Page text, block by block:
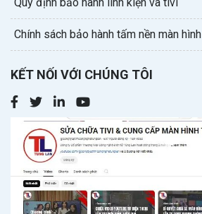
Chính sách bảo hành tấm nền màn hình
KẾT NỐI VỚI CHÚNG TÔI